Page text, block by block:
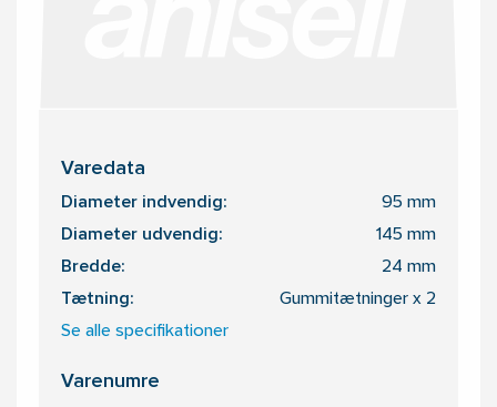
Varedata
Diameter indvendig: 95 mm
Diameter udvendig: 145 mm
Bredde: 24 mm
Tætning: Gummitætninger x 2
Se alle specifikationer
Varenumre